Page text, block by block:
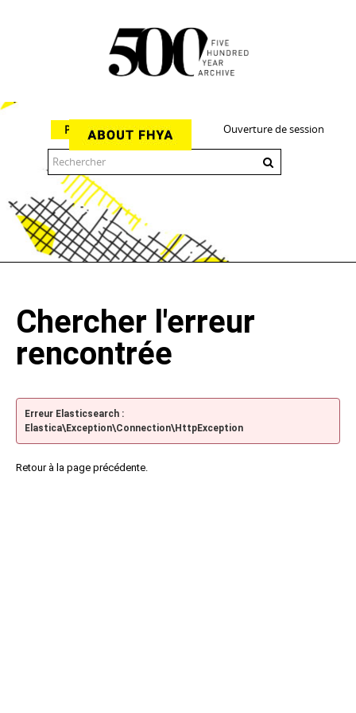
Ouverture de session
Parcourir
Chercher l'erreur
rencontrée
Erreur Elasticsearch :
Elastica\Exception\Connection\HttpException
Retour à la page précédente.